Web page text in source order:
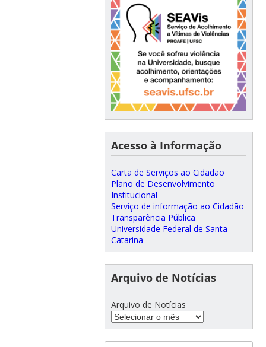
Acesso à Informação
Carta de Serviços ao Cidadão
Plano de Desenvolvimento
Institucional
Serviço de informação ao Cidadão
Transparência Pública
Universidade Federal de Santa
Catarina
Arquivo de Notícias
Arquivo de Notícias